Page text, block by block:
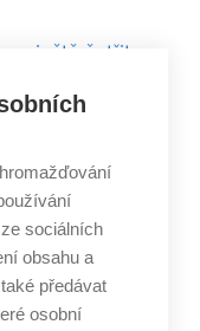
a ještě šetřit
kosti. Z
mladých
problémech
populace, říká
sociálních
obsahu a
předávat
osobní